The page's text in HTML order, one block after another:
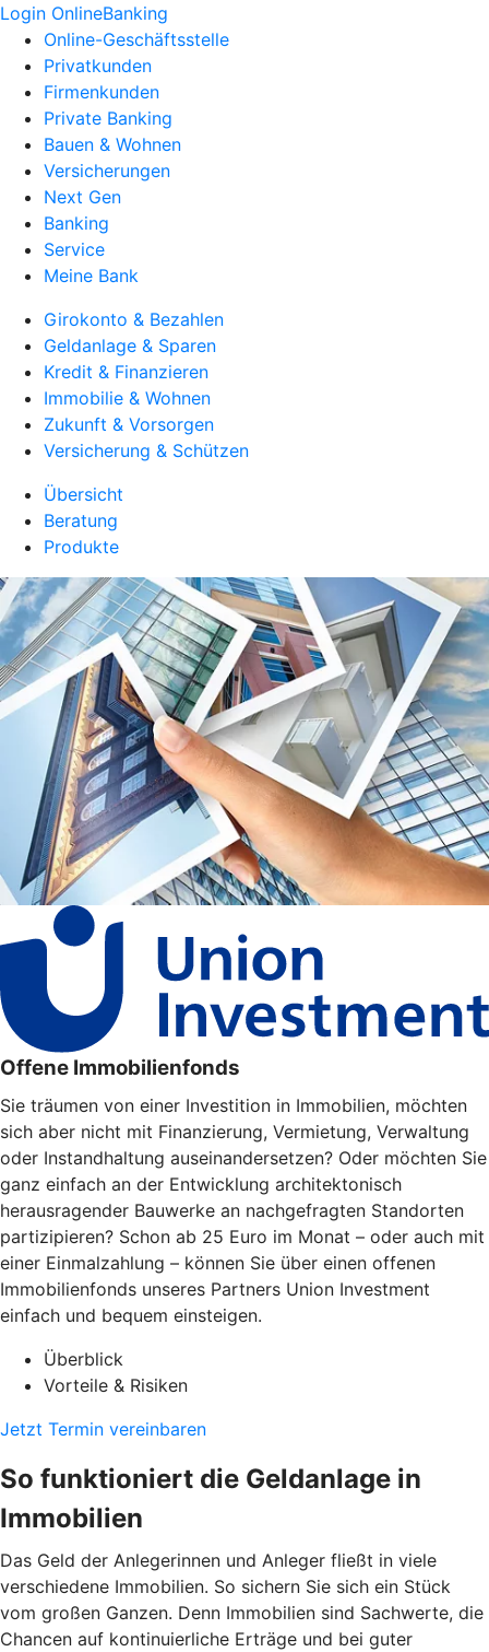
Login OnlineBanking
Online-Geschäftsstelle
Privatkunden
Firmenkunden
Private Banking
Bauen & Wohnen
Versicherungen
Next Gen
Banking
Service
Meine Bank
Girokonto & Bezahlen
Geldanlage & Sparen
Kredit & Finanzieren
Immobilie & Wohnen
Zukunft & Vorsorgen
Versicherung & Schützen
Übersicht
Beratung
Produkte
Offene Immobilienfonds
Sie träumen von einer Investition in Immobilien, möchten
sich aber nicht mit Finanzierung, Vermietung, Verwaltung
oder Instandhaltung auseinandersetzen? Oder möchten Sie
ganz einfach an der Entwicklung architektonisch
herausragender Bauwerke an nachgefragten Standorten
partizipieren? Schon ab 25 Euro im Monat – oder auch mit
einer Einmalzahlung – können Sie über einen offenen
Immobilienfonds unseres Partners Union Investment
einfach und bequem einsteigen.
Überblick
Vorteile & Risiken
Jetzt Termin vereinbaren
So funktioniert die Geldanlage in
Immobilien
Das Geld der Anlegerinnen und Anleger fließt in viele
verschiedene Immobilien. So sichern Sie sich ein Stück
vom großen Ganzen. Denn Immobilien sind Sachwerte, die
Chancen auf kontinuierliche Erträge und bei guter